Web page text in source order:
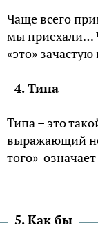
Чаще всего
мы приехали…
«это»
4. Типа
Типа – это
выражающий
того»
5. Как бы